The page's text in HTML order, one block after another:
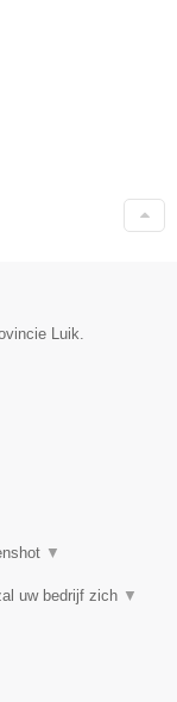
Luik.
▼
uw bedrijf zich ▼